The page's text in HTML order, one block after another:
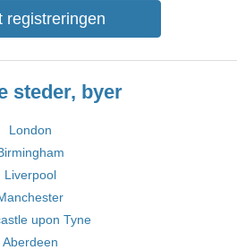
registreringen
steder, byer
London
Liverpool
upon Tyne
Aberdeen